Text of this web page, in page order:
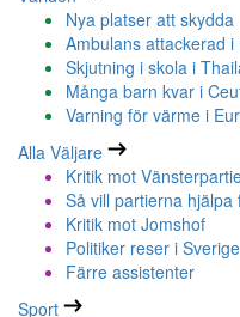
Nya platser att skydda
Ambulans attackerad i
Skjutning i skola i
Många barn kvar i
Varning för värme i
Alla Väljare
Kritik mot
Så vill partierna hjälpa
Kritik mot Jomshof
Politiker reser i Sverige
Färre assistenter
Sport